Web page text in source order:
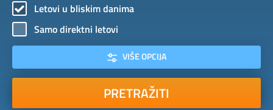
Letovi u bliskim danima
Samo direktni letovi
VIŠE OPCIJA
PRETRAŽITI